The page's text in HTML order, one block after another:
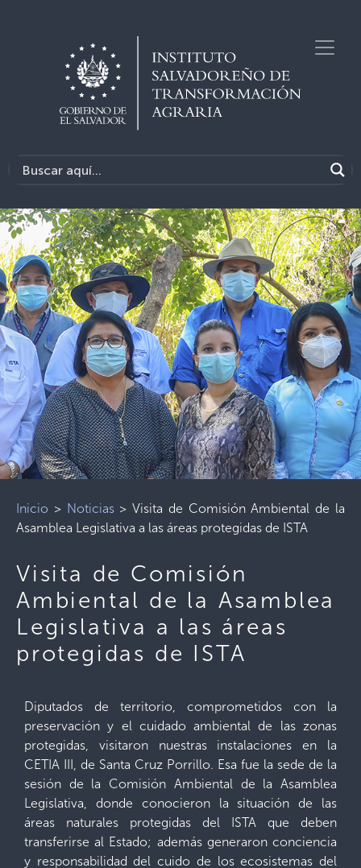
Inicio > Noticias>Visita de Comisión Ambiental de la
Asamblea Legislativa a las áreas protegidas de ISTA
Visita de Comisión
Ambiental de la Asamblea
Legislativa a las áreas
protegidas de ISTA
Diputados de territorio, comprometidos con la
preservación y el cuidado ambiental de las zonas
protegidas, visitaron nuestras instalaciones en la
CETIA III, de Santa Cruz Porrillo. Esa fue la sede de la
sesión de la Comisión Ambiental de la Asamblea
Legislativa, donde conocieron la situación de las
áreas naturales protegidas del ISTA que deben
transferirse al Estado; además generaron conciencia
y responsabilidad del cuido de los ecosistemas del